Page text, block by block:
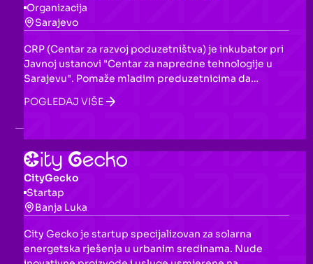
Organizacija
Sarajevo
CRP (Centar za razvoj poduzetništva) je inkubator pri
Javnoj ustanovi "Centar za napredne tehnologije u
Sarajevu". Pomaže mladim preduzetnicima da
pretvore ideje u stvarnost kroz programe inkubacije i
akceleracije, edukacije, mentorstvo, coworking
POGLEDAJ VIŠE
CityGecko
Startap
Banja Luka
City Gecko je startup specijalizovan za solarna
energetska rješenja u urbanim sredinama. Nude